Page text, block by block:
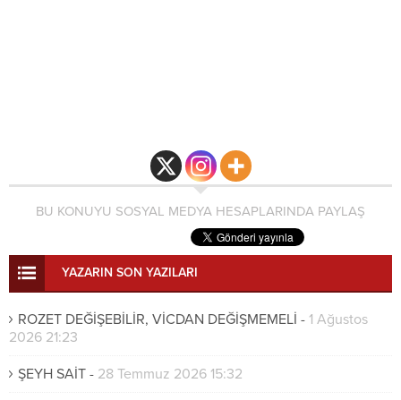
BU KONUYU SOSYAL MEDYA HESAPLARINDA PAYLAŞ
YAZARIN SON YAZILARI
ROZET DEĞİŞEBİLİR, VİCDAN DEĞİŞMEMELİ - 1 Ağustos
2026 21:23
ŞEYH SAİT - 28 Temmuz 2026 15:32